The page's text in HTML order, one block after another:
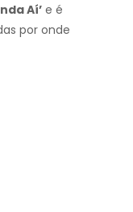
Aí’e é
por onde